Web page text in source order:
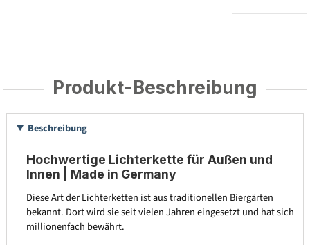
Produkt-Beschreibung
Beschreibung
Hochwertige Lichterkette für Außen und
Innen | Made in Germany
Diese Art der Lichterketten ist aus traditionellen Biergärten
bekannt. Dort wird sie seit vielen Jahren eingesetzt und hat sich
millionenfach bewährt.